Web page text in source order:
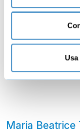
funzionamento del
Antonio Pipio è
emozionali.
degli Studi
Maria Beatrice